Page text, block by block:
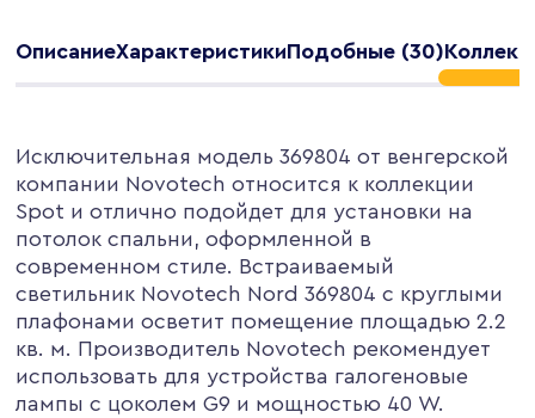
ОписаниеХарактеристикиПодобные (30)
Исключительная модель 369804 от венгерской
компании Novotech относится к коллекции
Spot и отлично подойдет для установки на
потолок спальни, оформленной в
современном стиле. Встраиваемый
светильник Novotech Nord 369804 с круглыми
плафонами осветит помещение площадью 2.2
кв. м. Производитель Novotech рекомендует
использовать для устройства галогеновые
лампы с цоколем G9 и мощностью 40 W.